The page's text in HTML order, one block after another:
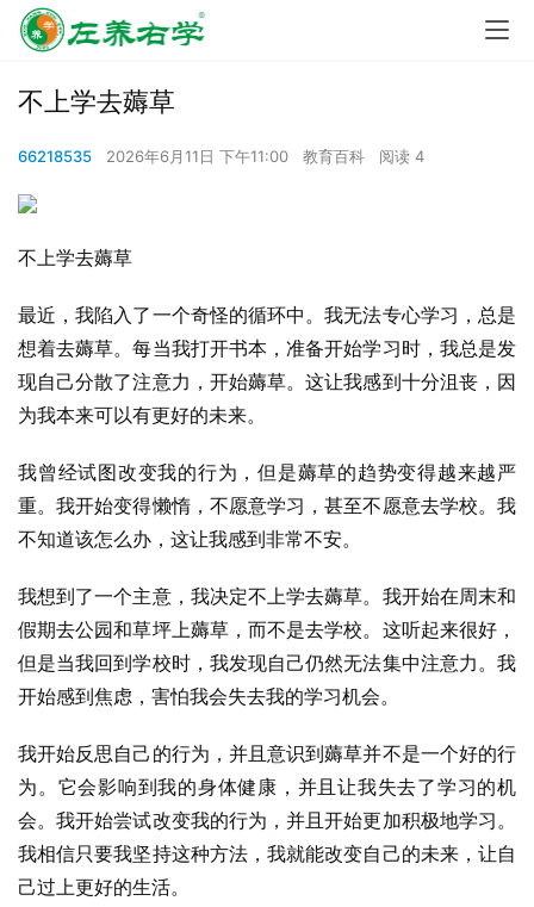
不上学去薅草
66218535 2026年6月11日 下午11:00 教育百科 阅读 4
不上学去薅草
最近，我陷入了一个奇怪的循环中。我无法专心学习，总是
想着去薅草。每当我打开书本，准备开始学习时，我总是发
现自己分散了注意力，开始薅草。这让我感到十分沮丧，因
为我本来可以有更好的未来。
我曾经试图改变我的行为，但是薅草的趋势变得越来越严
重。我开始变得懒惰，不愿意学习，甚至不愿意去学校。我
不知道该怎么办，这让我感到非常不安。
我想到了一个主意，我决定不上学去薅草。我开始在周末和
假期去公园和草坪上薅草，而不是去学校。这听起来很好，
但是当我回到学校时，我发现自己仍然无法集中注意力。我
开始感到焦虑，害怕我会失去我的学习机会。
我开始反思自己的行为，并且意识到薅草并不是一个好的行
为。它会影响到我的身体健康，并且让我失去了学习的机
会。我开始尝试改变我的行为，并且开始更加积极地学习。
我相信只要我坚持这种方法，我就能改变自己的未来，让自
己过上更好的生活。